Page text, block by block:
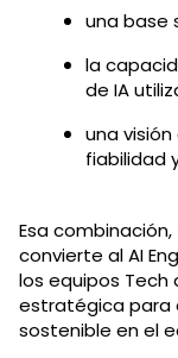
una base
la
de IA
una
fiabilidad
Esa
convierte al AI
los equipos
estratégica para
sostenible en el